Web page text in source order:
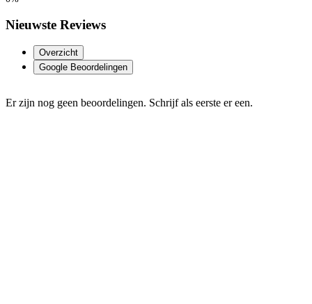
Nieuwste Reviews
Overzicht
Google Beoordelingen
Er zijn nog geen beoordelingen. Schrijf als eerste er een.